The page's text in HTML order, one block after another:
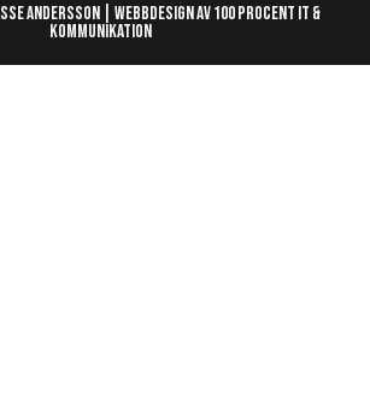
Andersson | Webbdesign av 100 Procent IT &
Kommunikation